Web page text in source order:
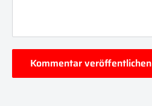
Kommentar veröffentlichen